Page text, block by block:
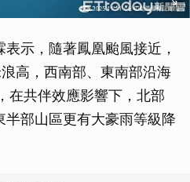
示，隨著鳳凰颱風接近，
高，西南部、東南部沿海
在共伴效應影響下，北部
半部山區更有大豪雨等級降